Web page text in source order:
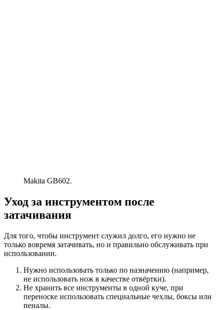
Makita GB602.
Уход за инструментом после
затачивания
Для того, чтобы инструмент служил долго, его нужно не
только вовремя затачивать, но и правильно обслуживать при
использовании.
Нужно использовать только по назначению (например,
не использовать нож в качестве отвёртки).
Не хранить все инструменты в одной куче, при
переноске использовать специальные чехлы, боксы или
пеналы.